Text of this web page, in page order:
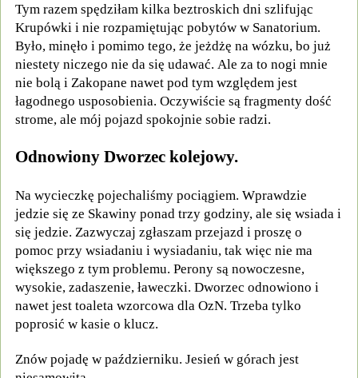
Tym razem spędziłam kilka beztroskich dni szlifując
Krupówki i nie rozpamiętując pobytów w Sanatorium.
Było, minęło i pomimo tego, że jeżdżę na wózku, bo już
niestety niczego nie da się udawać. Ale za to nogi mnie
nie bolą i Zakopane nawet pod tym względem jest
łagodnego usposobienia. Oczywiście są fragmenty dość
strome, ale mój pojazd spokojnie sobie radzi.
Odnowiony Dworzec kolejowy.
Na wycieczkę pojechaliśmy pociągiem. Wprawdzie
jedzie się ze Skawiny ponad trzy godziny, ale się wsiada i
się jedzie. Zazwyczaj zgłaszam przejazd i proszę o
pomoc przy wsiadaniu i wysiadaniu, tak więc nie ma
większego z tym problemu. Perony są nowoczesne,
wysokie, zadaszenie, ławeczki. Dworzec odnowiono i
nawet jest toaleta wzorcowa dla OzN. Trzeba tylko
poprosić w kasie o klucz.
Znów pojadę w październiku. Jesień w górach jest